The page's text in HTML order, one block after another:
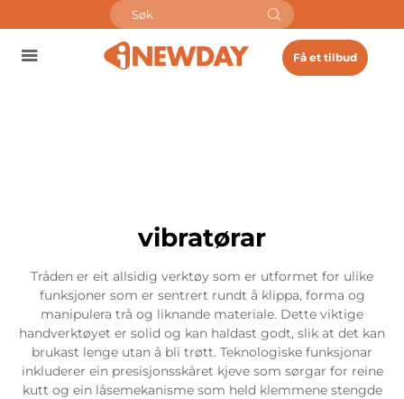
Få et tilbud
vibratørar
Tråden er eit allsidig verktøy som er utformet for ulike
funksjoner som er sentrert rundt å klippa, forma og
manipulera trå og liknande materiale. Dette viktige
handverktøyet er solid og kan haldast godt, slik at det kan
brukast lenge utan å bli trøtt. Teknologiske funksjonar
inkluderer ein presisjonsskåret kjeve som sørgar for reine
kutt og ein låsemekanisme som held klemmene stengde